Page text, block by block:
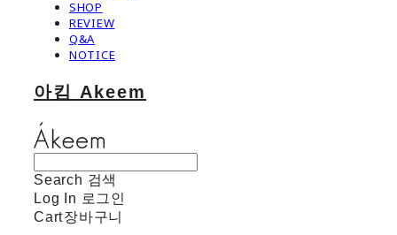
SHOP
REVIEW
Q&A
NOTICE
아킴 Akeem
Search 검색
Log In 로그인
Cart장바구니